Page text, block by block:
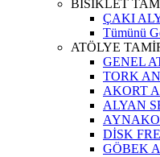
BİSİKLET
ÇAKI
Tümünü
ATÖLYE
GENEL
TORK
AKORT
ALYAN
DİSK
GÖBEK